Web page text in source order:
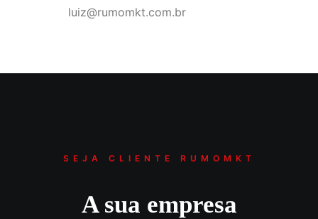
luiz@rumomkt.com.br
SEJA CLIENTE RUMOMKT
A sua empresa